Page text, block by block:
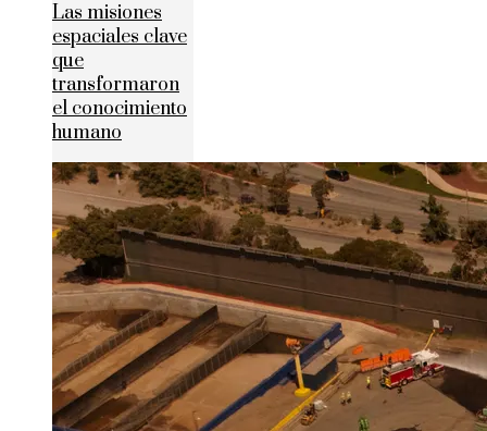
Las misiones
espaciales clave
que
transformaron
el conocimiento
humano